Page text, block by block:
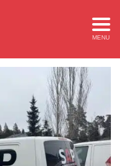
MENU
kansikuva